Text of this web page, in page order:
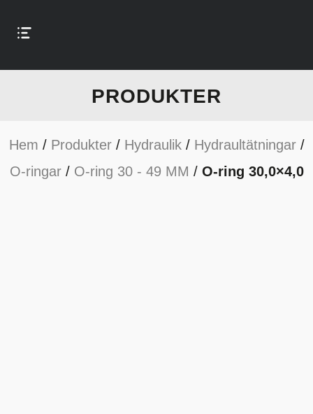
PRODUKTER
Hem / Produkter/ Hydraulik/ Hydraultätningar/
O-ringar/ O-ring 30 - 49 MM / O-ring 30,0×4,0